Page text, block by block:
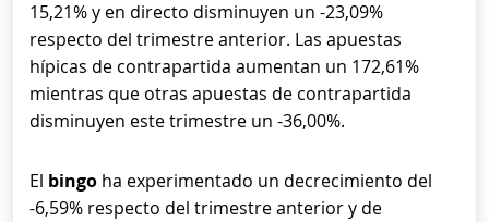
15,21% y en directo disminuyen un -23,09%
respecto del trimestre anterior. Las apuestas
hípicas de contrapartida aumentan un 172,61%
mientras que otras apuestas de contrapartida
disminuyen este trimestre un -36,00%.
El bingo ha experimentado un decrecimiento del
-6,59% respecto del trimestre anterior y de